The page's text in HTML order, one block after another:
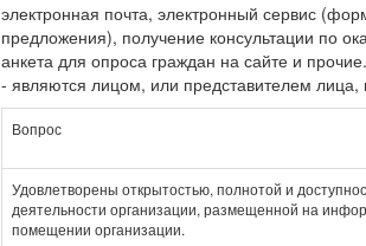
электронная почта, электронный сервис
предложения), получение консультации по
анкета для опроса граждан на сайте и
- являются лицом, или представителем
Вопрос
Удовлетворены открытостью, полнотой и
деятельности организации, размещенной на
помещении организации.